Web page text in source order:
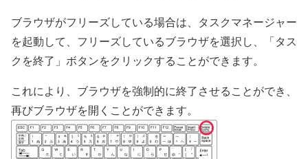
ブラウザがフリーズしている場合は、タスクマネージャー
を起動して、フリーズしているブラウザを選択し、「タス
クを終了」ボタンをクリックすることができます。
これにより、ブラウザを強制的に終了させることができ、
再びブラウザを開くことができます。